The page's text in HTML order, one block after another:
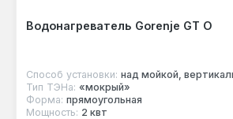
Водонагреватель Gorenje GT O
Способ установки: над мойкой,
Тип ТЭНа: «мокрый»
Форма: прямоугольная
Мощность: 2 квт